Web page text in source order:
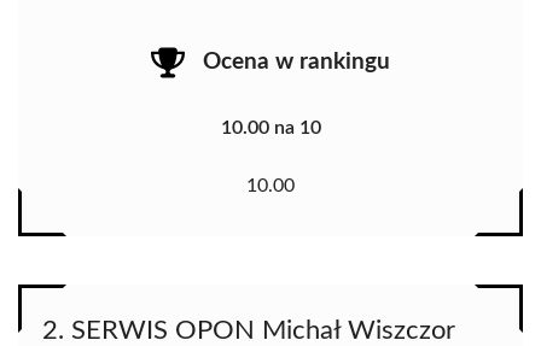
Ocena w rankingu
10.00 na 10
10.00
2. SERWIS OPON Michał Wiszczor